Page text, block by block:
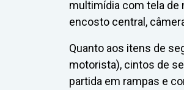
multimídia com tela de
encosto central,
Quanto aos itens de
motorista), cintos de
partida em rampas e